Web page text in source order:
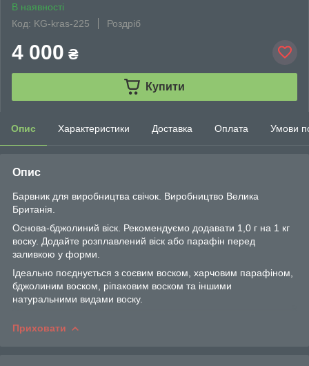
В наявності
Код: KG-kras-225
Роздріб
4 000 ₴
Купити
Опис Характеристики Доставка Оплата Умови
Опис
Барвник для виробництва свічок. Виробництво Велика
Британія.
Основа-бджолиний віск. Рекомендуємо додавати 1,0 г на 1 кг
воску. Додайте розплавлений віск або парафін перед
заливкою у форми.
Ідеально поєднується з соєвим воском, харчовим парафіном,
бджолиним воском, ріпаковим воском та іншими
натуральними видами воску.
Приховати